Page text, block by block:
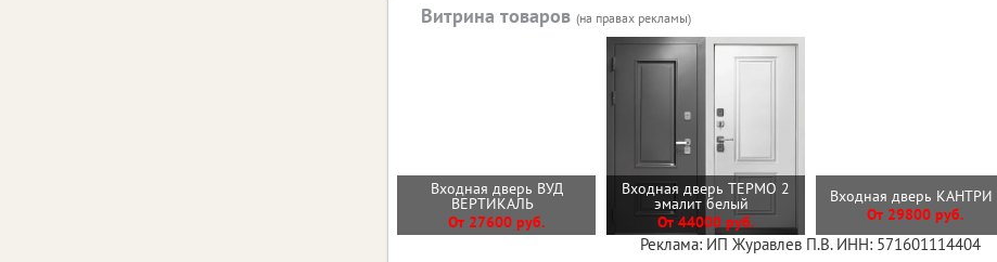
Витрина товаров (на правах рекламы)
Входная дверь ВУД
ВЕРТИКАЛЬ
От 27600 руб.
Входная дверь ТЕРМО 2
эмалит белый
От 44000 руб.
Входная дверь КАНТРИ
От 29800 руб.
Реклама: ИП Журавлев П.В. ИНН: 571601114404